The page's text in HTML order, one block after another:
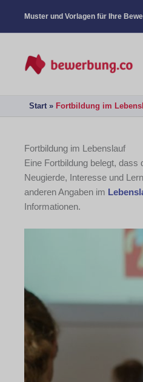
Muster und Vorlagen für Ihre
Start Fortbildung im
Fortbildung im Lebenslauf
Eine Fortbildung belegt,
Neugierde, Interesse und
anderen Angaben im
Informationen.